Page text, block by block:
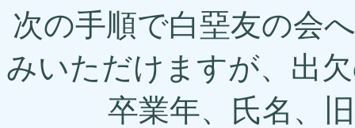
次の手順で白堊友の会
みいただけますが、出
卒業年、氏名、